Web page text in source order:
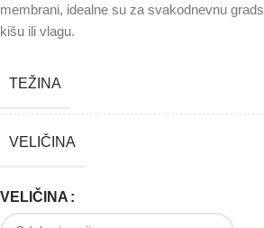
membrani, idealne su za svakodnevnu
kišu ili vlagu.
TEŽINA
VELIČINA
VELIČINA